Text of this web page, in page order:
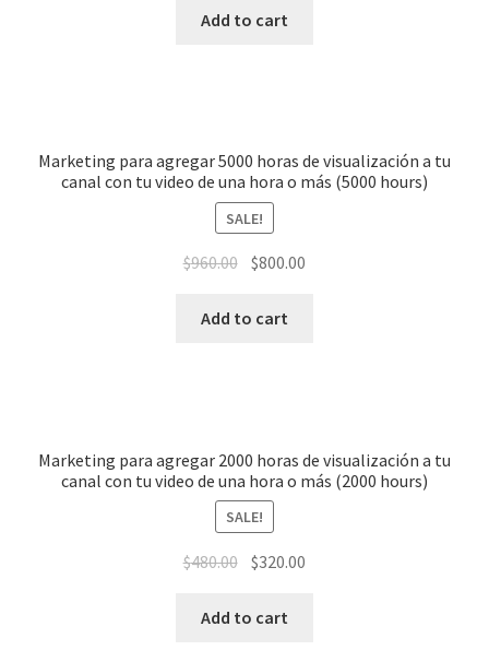
Add to cart
Marketing para agregar 5000 horas de visualización a tu
canal con tu video de una hora o más (5000 hours)
SALE!
$960.00 $800.00
Add to cart
Marketing para agregar 2000 horas de visualización a tu
canal con tu video de una hora o más (2000 hours)
SALE!
$480.00 $320.00
Add to cart